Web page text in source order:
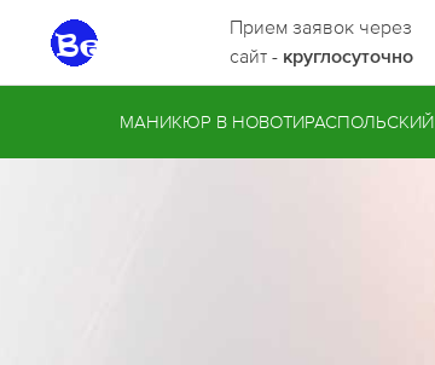
Прием заявок через
сайт - круглосуточно
МАНИКЮР В НОВОТИРАСПОЛЬСКИЙ